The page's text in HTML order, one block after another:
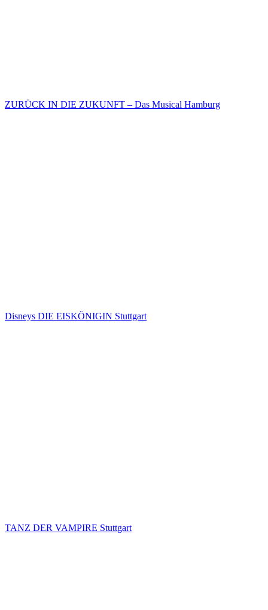
ZURÜCK IN DIE ZUKUNFT – Das Musical Hamburg
Disneys DIE EISKÖNIGIN Stuttgart
TANZ DER VAMPIRE Stuttgart